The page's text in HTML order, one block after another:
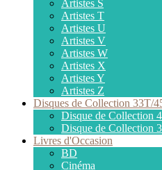
Artistes S
Artistes T
Artistes U
Artistes V
Artistes W
Artistes X
Artistes Y
Artistes Z
Disques de Collection 33T/
Disque de Collection
Disque de Collection
Livres d'Occasion
BD
Cinéma